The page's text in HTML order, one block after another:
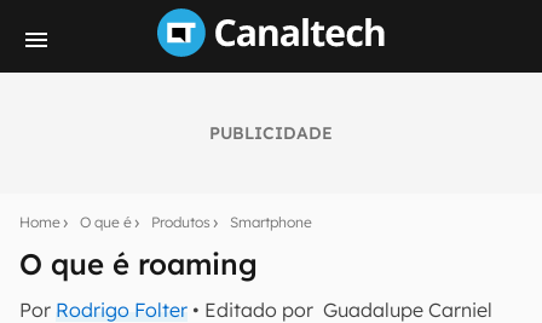
PUBLICIDADE
Home O que é Produtos Smartphone
O que é roaming
Por Rodrigo Folter • Editado por Guadalupe Carniel
notícias e reviews sobre tecnologia em primeira
E-mail